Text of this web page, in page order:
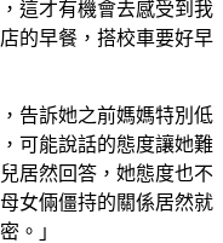
這才有機會去感受到我
的早餐，搭校車要好早
告訴她之前媽媽特別低
可能說話的態度讓她難
居然回答，她態度也不
女倆僵持的關係居然就
。」